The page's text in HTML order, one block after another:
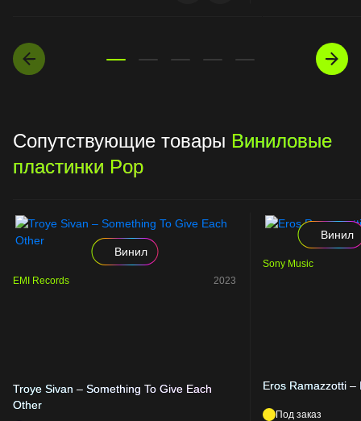
Сопутствующие товары Виниловые
пластинки Pop
Винил
EMI Records 2023
Troye Sivan – Something To Give Each
Other
Винил
Sony Music
Eros Ramazzotti –
Под заказ